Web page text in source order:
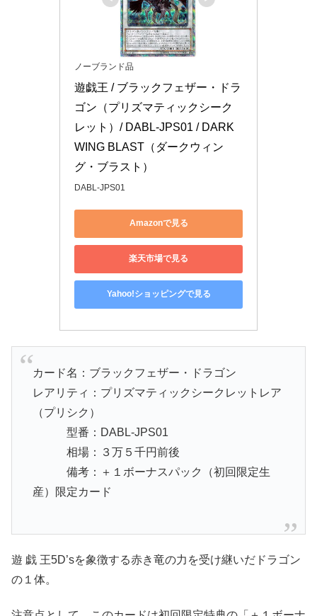
ノーブランド品
遊戯王 / ブラックフェザー・ドラ
ゴン（プリズマティックシーク
レット）/ DABL-JPS01 / DARK
WING BLAST（ダークウィン
グ・ブラスト）
DABL-JPS01
Amazonで見る
楽天市場で見る
Yahoo!ショッピングで見る
カード名：ブラックフェザー・ドラゴン
レアリティ：プリズマティックシークレットレア
（プリシク）
型番：DABL-JPS01
相場：３万５千円前後
備考：＋１ボーナスパック（初回限定生
産）限定カード
遊 戯 王5D’sを象徴する赤き竜の力を受け継いだドラゴン
の１体。